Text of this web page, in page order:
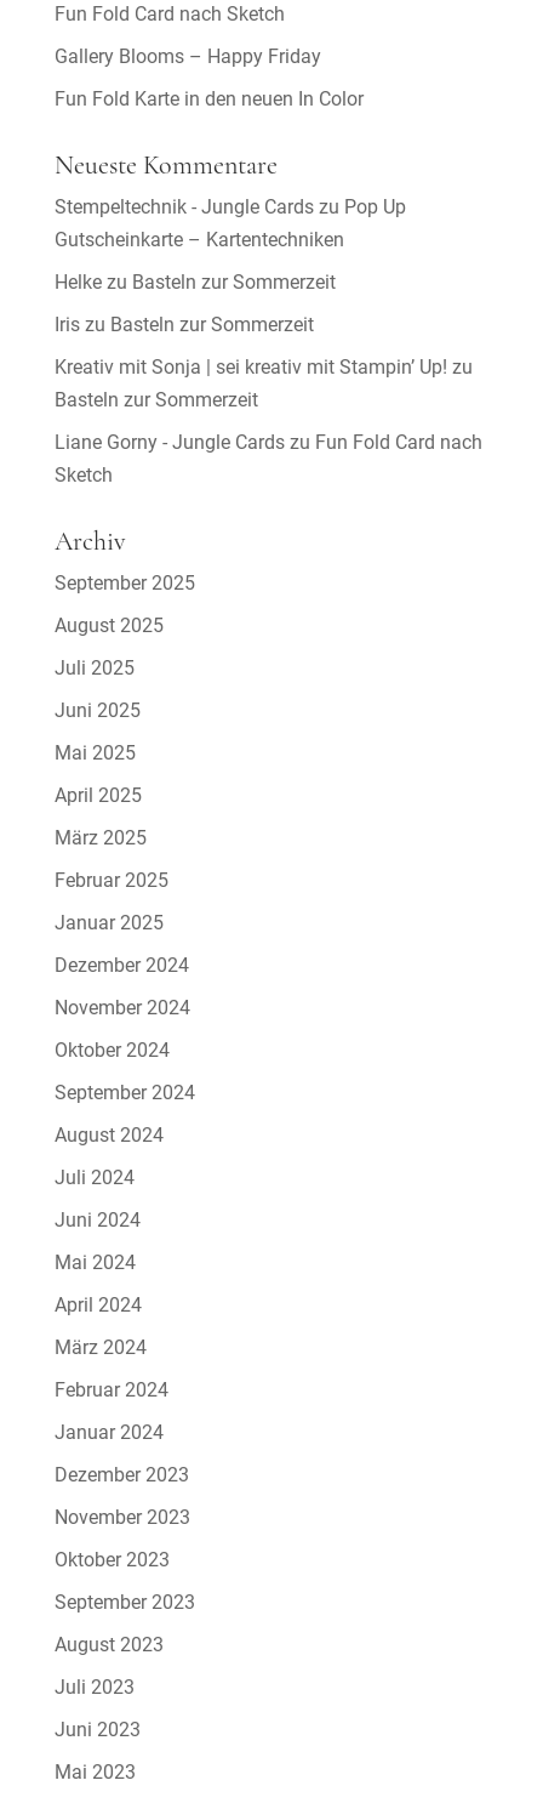
Fun Fold Card nach Sketch
Gallery Blooms – Happy Friday
Fun Fold Karte in den neuen In Color
Neueste Kommentare
Stempeltechnik - Jungle Cardszu Pop Up
Gutscheinkarte – Kartentechniken
Helkezu Basteln zur Sommerzeit
Iriszu Basteln zur Sommerzeit
Kreativ mit Sonja | sei kreativ mit Stampin’ Up! zu
Basteln zur Sommerzeit
Liane Gorny - Jungle Cardszu Fun Fold Card nach
Sketch
Archiv
September 2025
August 2025
Juli 2025
Juni 2025
Mai 2025
April 2025
März 2025
Februar 2025
Januar 2025
Dezember 2024
November 2024
Oktober 2024
September 2024
August 2024
Juli 2024
Juni 2024
Mai 2024
April 2024
März 2024
Februar 2024
Januar 2024
Dezember 2023
November 2023
Oktober 2023
September 2023
August 2023
Juli 2023
Juni 2023
Mai 2023